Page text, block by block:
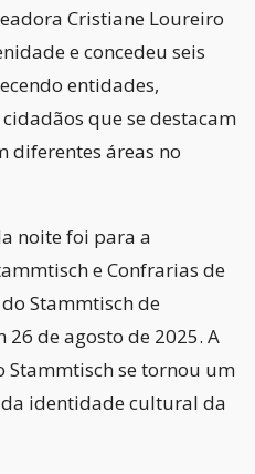
Cristiane Loureiro
e concedeu seis
entidades,
que se destacam
diferentes áreas no
noite foi para a
e Confrarias de
Stammtisch de
de agosto de 2025. A
Stammtisch se tornou um
identidade cultural da